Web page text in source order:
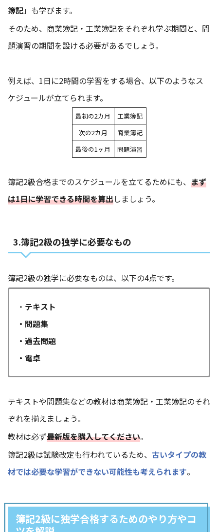
簿記」も学びます。
そのため、商業簿記・工業簿記をそれぞれ学ぶ期間と、問
題演習の期間を設ける必要があるでしょう。
例えば、1日に2時間の学習をする場合、以下のようなス
ケジュールが立てられます。
最初の2カ月
工業簿記
次の2カ月
商業簿記
最後の1ヶ月
問題演習
簿記2級合格までのスケジュールを立てるためにも、 まず
は1日に学習できる時間を算出しましょう。
3.簿記2級の独学に必要なもの
簿記2級の独学に必要なものは、以下の4点です。
・ テキスト
・問題集
・過去問題
・電卓
テキストや問題集などの教材は商業簿記・工業簿記のそれ
ぞれを揃えましょう。
教材は必ず最新版を購入してください。
簿記2級は試験改定も行われているため、 古いタイプの教
材では必要な学習ができない可能性も考えられます。
簿記2級に独学合格するためのやり方やコ